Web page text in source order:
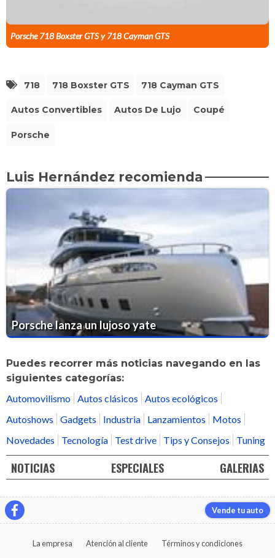
Porsche 718 Boxster GTS y 718 Cayman GTS
718 718 Boxster GTS 718 Cayman GTS
Autos Convertibles Autos De Lujo Coupé
Porsche
Luis Hernández recomienda
Porsche lanza un lujoso yate
Puedes recorrer más noticias navegando en las
siguientes categorías:
Automovilismo Autos clásicos
Autos ecológicos
Autoshows
Gadgets Industria Lanzamientos
Motos
Novedades
Tecnología Test drive Tips y Consejos Tuning
NOTICIAS ESPECIALES GALERIAS
Vende tu auto
La empresa Atención al cliente Términos y condiciones